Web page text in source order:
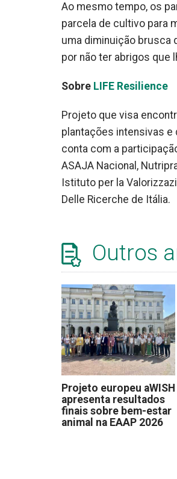
Ao mesmo tempo, os
parcela de cultivo para
uma diminuição brusca
por não ter abrigos que
Sobre LIFE Resilience
Projeto que visa
plantações intensivas e
conta com a
ASAJA Nacional,
Istituto per la
Delle Ricerche de Itália.
Outros
Projeto europeu aWISH
apresenta resultados
finais sobre bem-estar
animal na EAAP 2026